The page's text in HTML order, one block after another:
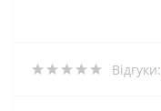
Відгуки: